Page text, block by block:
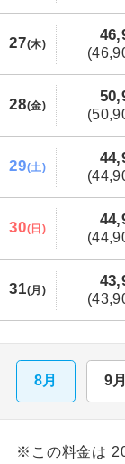
27(木)
28(金)
29(土)
30(日)
31(月)
8月 9月
※この料金は